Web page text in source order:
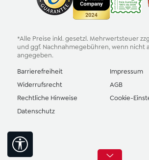
*Alle Preise inkl. gesetzl. Mehrwertsteuer
und ggf. Nachnahmegebühren, wenn nicht
angegeben.
Barrierefreiheit
Impressum
Widerrufsrecht
AGB
Rechtliche Hinweise
Cookie-
Datenschutz
Werkzeugleiste anzeigen